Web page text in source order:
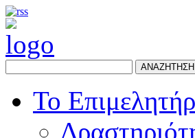
ΑΝΑΖΗΤΗΣΗ
Το